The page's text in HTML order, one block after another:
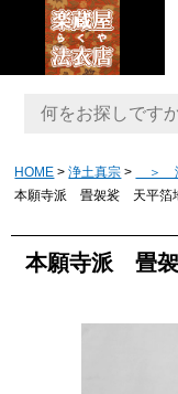
HOME 浄土真宗
＞
本願寺派 畳袈裟 天平
本願寺派 畳